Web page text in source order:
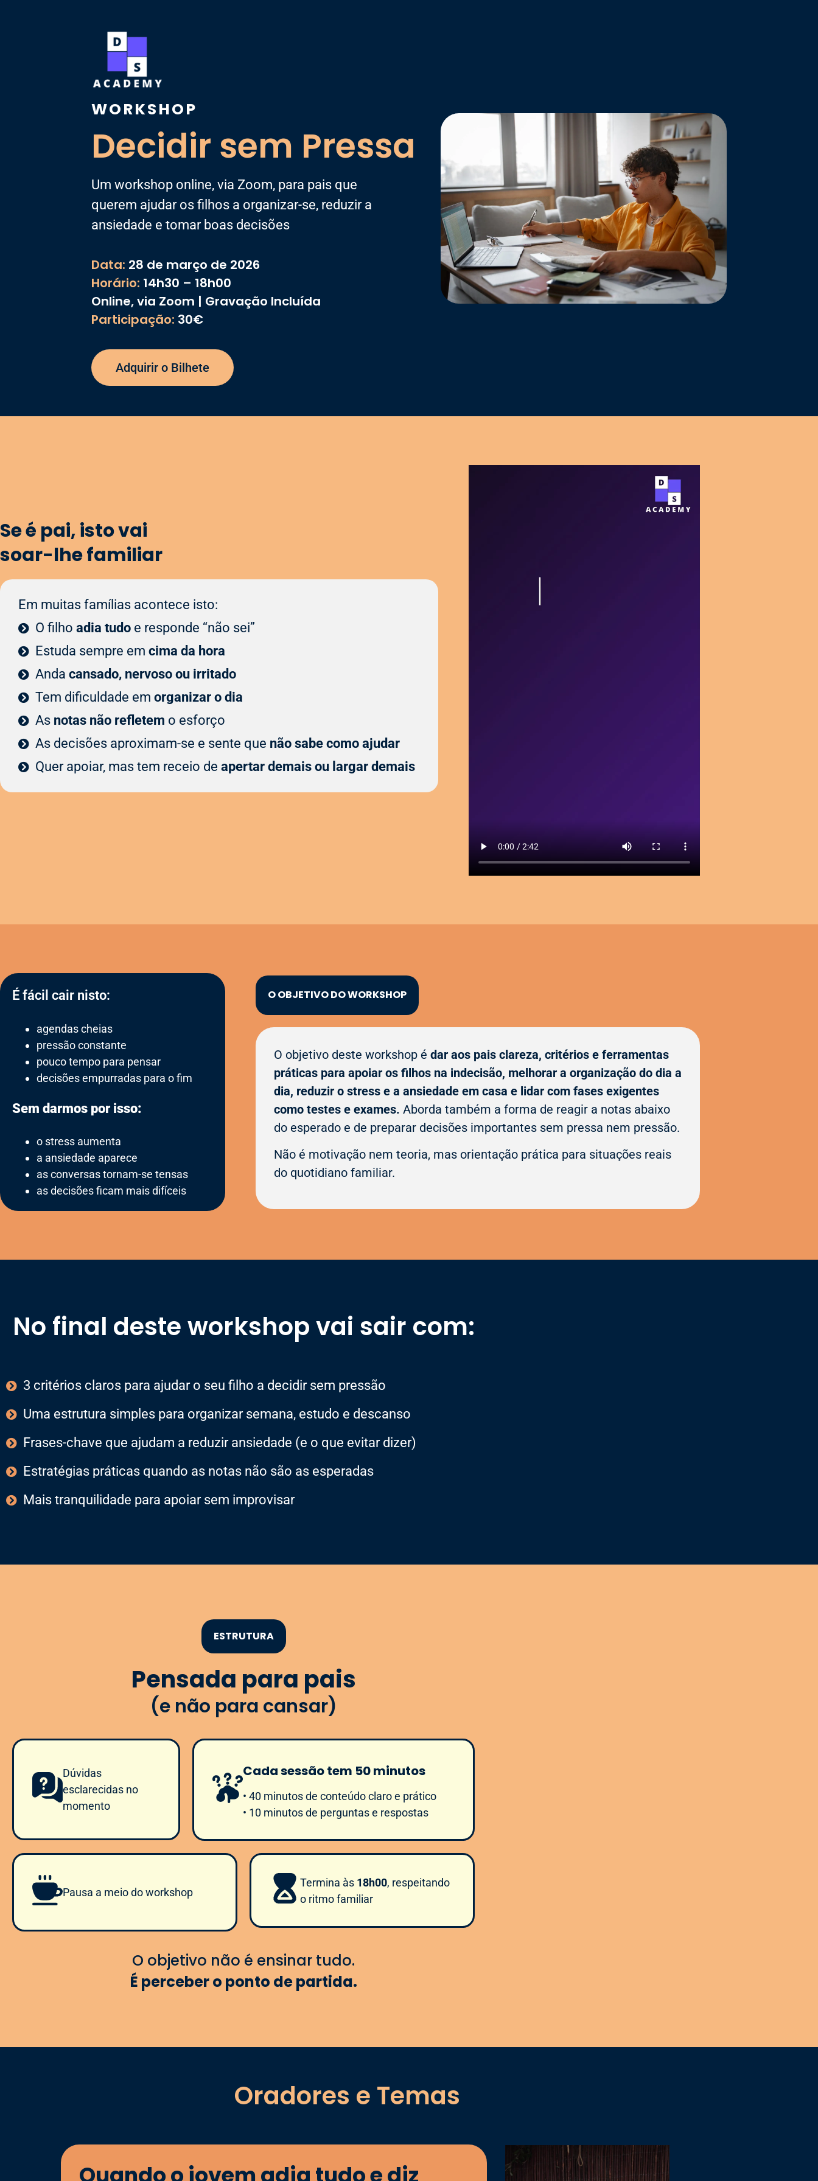
WORKSHOP
Decidir sem Pressa
Um workshop online, via Zoom, para pais que
querem ajudar os filhos a organizar-se, reduzir a
ansiedade e tomar boas decisões
Data: 28 de março de 2026
Horário: 14h30 – 18h00
Online, via Zoom | Gravação Incluída
Participação: 30€
Adquirir o Bilhete
Se é pai, isto vai
soar-lhe familiar
Em muitas famílias acontece isto:
O filho adia tudoe responde “não sei”
Estuda sempre em cima da hora
Anda cansado, nervoso ou irritado
Tem dificuldade em organizar o dia
As notas não refletem o esforço
As decisões aproximam-se e sente que não sabe como ajudar
Quer apoiar, mas tem receio de apertar demais ou largar demais
É fácil cair nisto:
agendas cheias
pressão constante
pouco tempo para pensar
decisões empurradas para o fim
Sem darmos por isso:
o stress aumenta
a ansiedade aparece
as conversas tornam-se tensas
as decisões ficam mais difíceis
O OBJETIVO DO WORKSHOP
O objetivo deste workshop é dar aos pais clareza, critérios e ferramentas
práticas para apoiar os filhos na indecisão, melhorar a organização do dia a
dia, reduzir o stress e a ansiedade em casa e lidar com fases exigentes
como testes e exames. Aborda também a forma de reagir a notas abaixo
do esperado e de preparar decisões importantes sem pressa nem pressão.
Não é motivação nem teoria, mas orientação prática para situações reais
do quotidiano familiar.
No final deste workshop vai sair com:
3 critérios claros para ajudar o seu filho a decidir sem pressão
Uma estrutura simples para organizar semana, estudo e descanso
Frases-chave que ajudam a reduzir ansiedade (e o que evitar dizer)
Estratégias práticas quando as notas não são as esperadas
Mais tranquilidade para apoiar sem improvisar
ESTRUTURA
Pensada para pais
(e não para cansar)
Dúvidas
esclarecidas no
momento
Cada sessão tem 50 minutos
• 40 minutos de conteúdo claro e prático
• 10 minutos de perguntas e respostas
Pausa a meio do workshop
Termina às 18h00, respeitando
o ritmo familiar
O objetivo não é ensinar tudo.
É perceber o ponto de partida.
Oradores e Temas